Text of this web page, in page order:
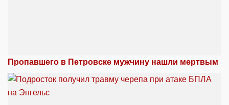
Пропавшего в Петровске мужчину нашли мертвым